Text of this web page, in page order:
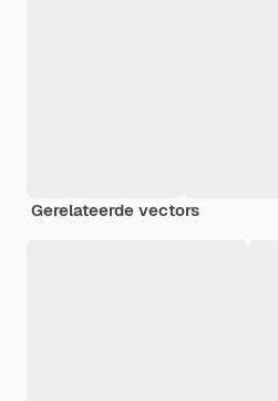
Gerelateerde vectors